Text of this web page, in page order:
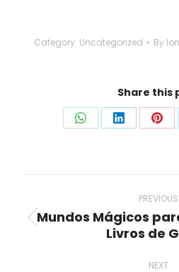
Category: Uncategorized By
Share this
Share Share
navigation
PREVIOUS
Mundos Mágicos
Livros de
NEXT